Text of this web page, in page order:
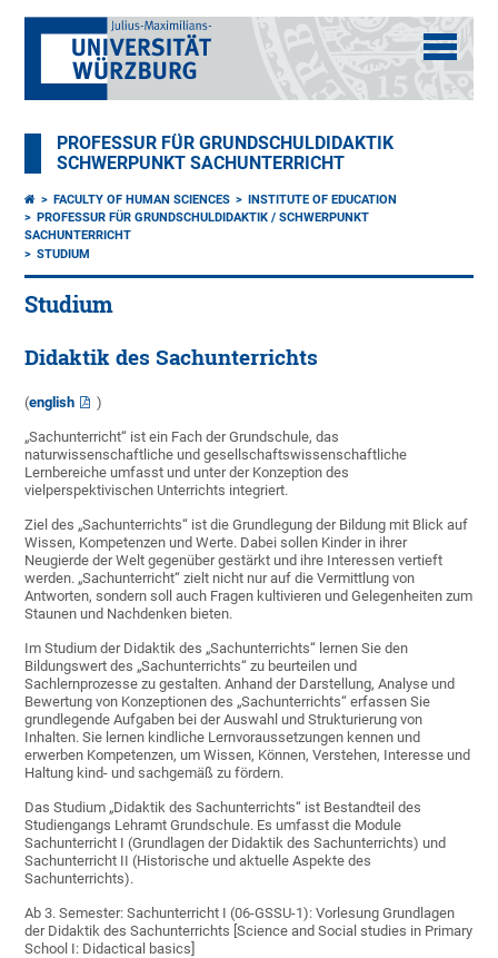
PROFESSUR FÜR GRUNDSCHULDIDAKTIK
SCHWERPUNKT SACHUNTERRICHT
FACULTY OF HUMAN SCIENCES
INSTITUTE OF EDUCATION
PROFESSUR FÜR GRUNDSCHULDIDAKTIK / SCHWERPUNKT
SACHUNTERRICHT
STUDIUM
Studium
Didaktik des Sachunterrichts
(english )
„Sachunterricht“ ist ein Fach der Grundschule, das
naturwissenschaftliche und gesellschaftswissenschaftliche
Lernbereiche umfasst und unter der Konzeption des
vielperspektivischen Unterrichts integriert.
Ziel des „Sachunterrichts“ ist die Grundlegung der Bildung mit Blick auf
Wissen, Kompetenzen und Werte. Dabei sollen Kinder in ihrer
Neugierde der Welt gegenüber gestärkt und ihre Interessen vertieft
werden. „Sachunterricht“ zielt nicht nur auf die Vermittlung von
Antworten, sondern soll auch Fragen kultivieren und Gelegenheiten zum
Staunen und Nachdenken bieten.
Im Studium der Didaktik des „Sachunterrichts“ lernen Sie den
Bildungswert des „Sachunterrichts“ zu beurteilen und
Sachlernprozesse zu gestalten. Anhand der Darstellung, Analyse und
Bewertung von Konzeptionen des „Sachunterrichts“ erfassen Sie
grundlegende Aufgaben bei der Auswahl und Strukturierung von
Inhalten. Sie lernen kindliche Lernvoraussetzungen kennen und
erwerben Kompetenzen, um Wissen, Können, Verstehen, Interesse und
Haltung kind- und sachgemäß zu fördern.
Das Studium „Didaktik des Sachunterrichts“ ist Bestandteil des
Studiengangs Lehramt Grundschule. Es umfasst die Module
Sachunterricht I (Grundlagen der Didaktik des Sachunterrichts) und
Sachunterricht II (Historische und aktuelle Aspekte des
Sachunterrichts).
Ab 3. Semester: Sachunterricht I (06-GSSU-1): Vorlesung Grundlagen
der Didaktik des Sachunterrichts [Science and Social studies in Primary
School I: Didactical basics]